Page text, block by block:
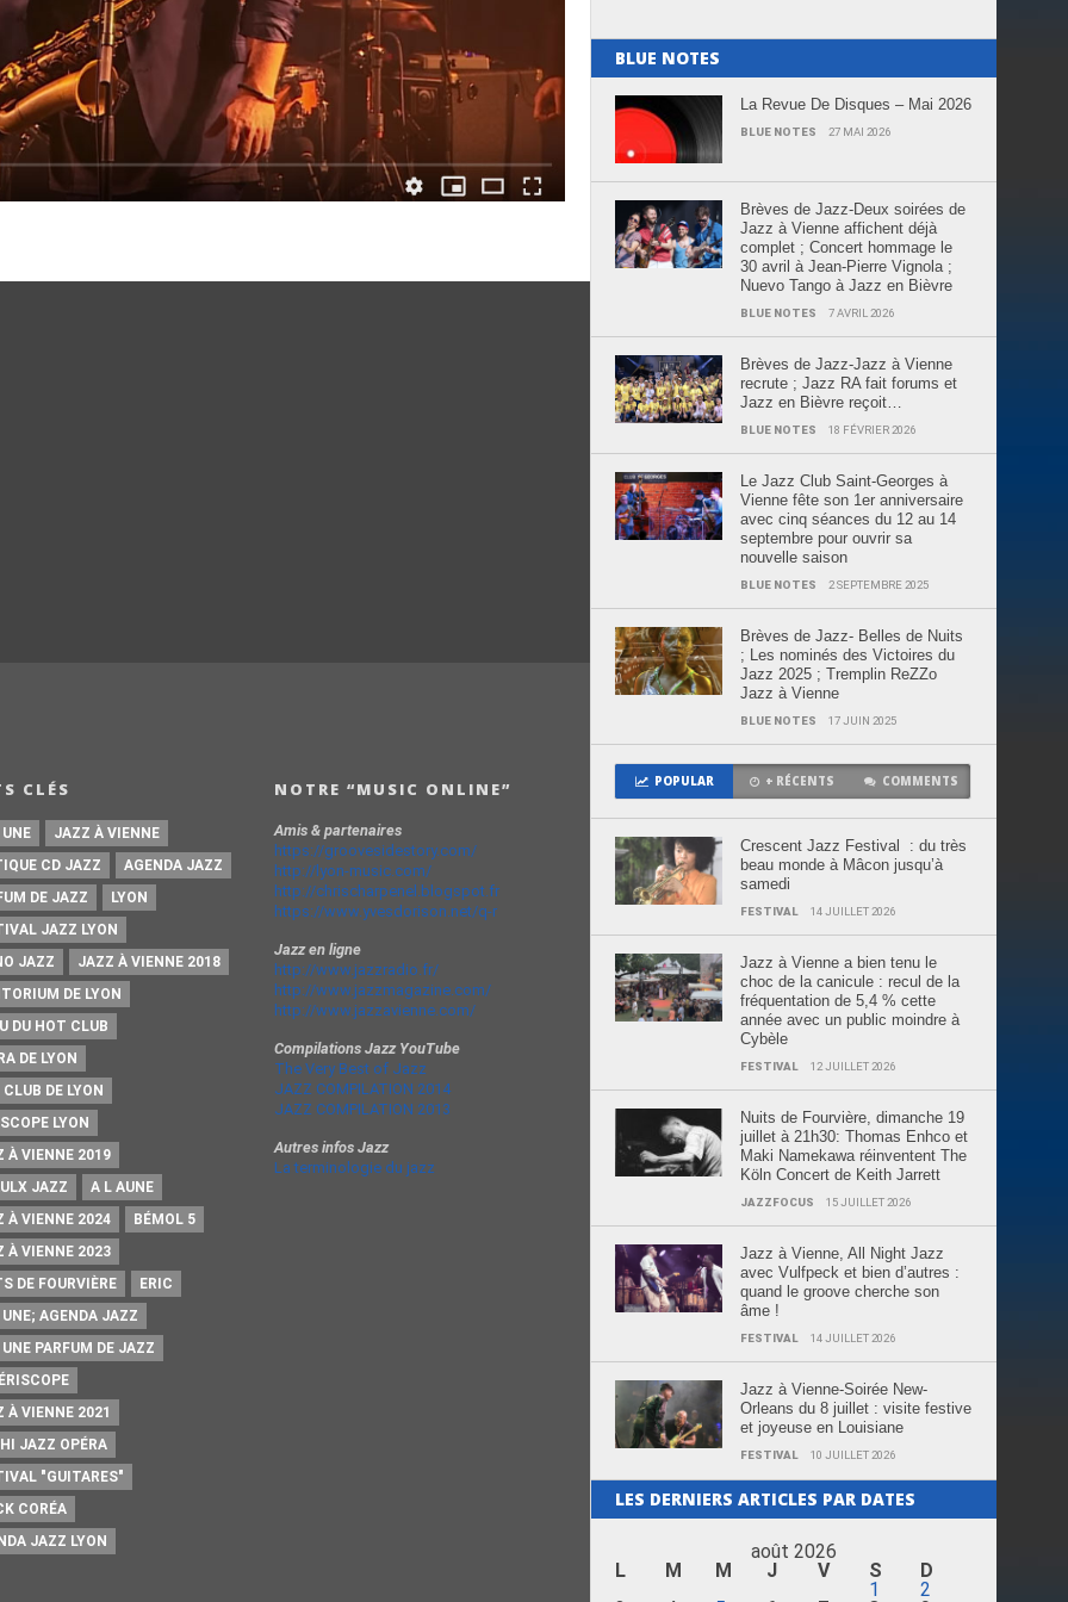
BLUE NOTES
La Revue De Disques – Mai 2026
BLUE NOTES 27 MAI 2026
Brèves de Jazz-Deux soirées de
Jazz à Vienne affichent déjà
complet ; Concert hommage le
30 avril à Jean-Pierre Vignola ;
Nuevo Tango à Jazz en Bièvre
BLUE NOTES 7 AVRIL 2026
Brèves de Jazz-Jazz à Vienne
recrute ; Jazz RA fait forums et
Jazz en Bièvre reçoit…
BLUE NOTES 18 FÉVRIER 2026
Le Jazz Club Saint-Georges à
Vienne fête son 1er anniversaire
avec cinq séances du 12 au 14
septembre pour ouvrir sa
nouvelle saison
BLUE NOTES 2 SEPTEMBRE 2025
Brèves de Jazz- Belles de Nuits
; Les nominés des Victoires du
Jazz 2025 ; Tremplin ReZZo
Jazz à Vienne
BLUE NOTES 17 JUIN 2025
POPULAR + RÉCENTS COMMENTS
Crescent Jazz Festival : du très
beau monde à Mâcon jusqu’à
samedi
FESTIVAL 14 JUILLET 2026
Jazz à Vienne a bien tenu le
choc de la canicule : recul de la
fréquentation de 5,4 % cette
année avec un public moindre à
Cybèle
FESTIVAL 12 JUILLET 2026
Nuits de Fourvière, dimanche 19
juillet à 21h30: Thomas Enhco et
Maki Namekawa réinventent The
Köln Concert de Keith Jarrett
JAZZFOCUS 15 JUILLET 2026
Jazz à Vienne, All Night Jazz
avec Vulfpeck et bien d’autres :
quand le groove cherche son
âme !
FESTIVAL 14 JUILLET 2026
Jazz à Vienne-Soirée New-
Orleans du 8 juillet : visite festive
et joyeuse en Louisiane
FESTIVAL 10 JUILLET 2026
LES DERNIERS ARTICLES PAR DATES
août 2026
L
M M J V S
D
1
2
CLÉS
JAZZ À VIENNE
CD JAZZ
AGENDA JAZZ
DE JAZZ
LYON
JAZZ LYON
JAZZ
JAZZ À VIENNE 2018
DE LYON
DU HOT CLUB
DE LYON
DE LYON
LYON
À VIENNE 2019
JAZZ
A L AUNE
À VIENNE 2024
BÉMOL 5
À VIENNE 2023
DE FOURVIÈRE
ERIC
AGENDA JAZZ
PARFUM DE JAZZ
À VIENNE 2021
JAZZ OPÉRA
"GUITARES"
CORÉA
JAZZ LYON
NOTRE “MUSIC ONLINE”
Amis & partenaires
https://groovesidestory.com/
http://lyon-music.com/
http://chrischarpenel.blogspot.fr
https://www.yvesdorison.net/q-r
Jazz en ligne
http://www.jazzradio.fr/
http://www.jazzmagazine.com/
http://www.jazzavienne.com/
Compilations Jazz YouTube
The Very Best of Jazz
JAZZ COMPILATION 2014
JAZZ COMPILATION 2013
Autres infos Jazz
La terminologie du jazz